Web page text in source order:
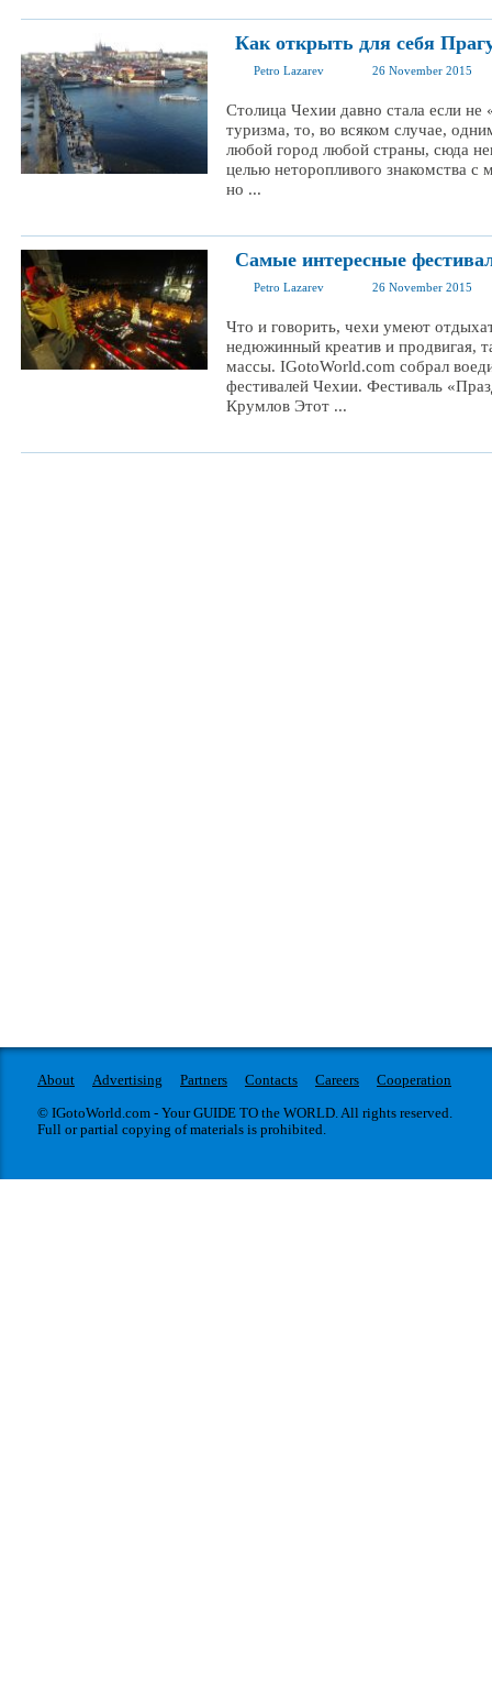
Как открыть для себя
Petro Lazarev 26 November 2015
Столица Чехии давно стала если не
туризма, то, во всяком случае,
любой город любой страны, сюда
целью неторопливого знакомства
но ...
Самые интересные
Petro Lazarev 26 November 2015
Что и говорить, чехи умеют
недюжинный креатив и продвигая,
массы. IGotoWorld.com собрал
фестивалей Чехии. Фестиваль
Крумлов Этот ...
About Advertising Partners Contacts Careers
Cooperation
© IGotoWorld.com - Your GUIDE TO the WORLD. All rights reserved.
Full or partial copying of materials is prohibited.